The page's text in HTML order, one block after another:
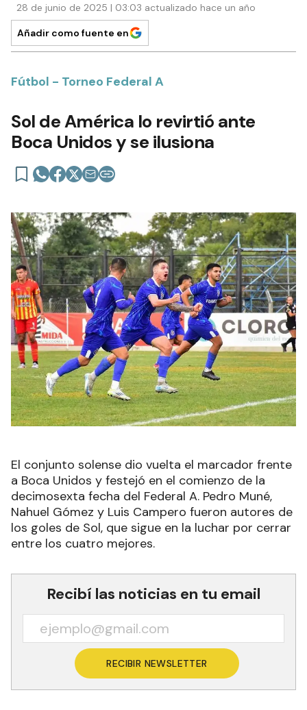
28 de junio de 2025 | 03:03 actualizado hace un año
Añadir como fuente en
Fútbol - Torneo Federal A
Sol de América lo revirtió ante
Boca Unidos y se ilusiona
El conjunto solense dio vuelta el marcador frente
a Boca Unidos y festejó en el comienzo de la
decimosexta fecha del Federal A. Pedro Muné,
Nahuel Gómez y Luis Campero fueron autores de
los goles de Sol, que sigue en la luchar por cerrar
entre los cuatro mejores.
Recibí las noticias en tu email
RECIBIR NEWSLETTER